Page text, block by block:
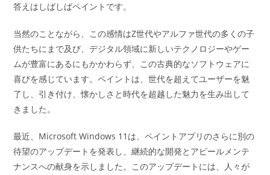
答えはしばしばペイントです。
当然のことながら、この感情はZ世代やアルファ世代の多くの子
供たちにまで及び、デジタル領域に新しいテクノロジーやゲー
ムが豊富にあるにもかかわらず、この古典的なソフトウェアに
喜びを感じています。ペイントは、世代を超えてユーザーを魅
了し、引き付け、懐かしさと時代を超越した魅力を生み出して
きました。
最近、Microsoft Windows 11は、ペイントアプリのさらに別の
待望のアップデートを発表し、継続的な開発とアピールメンテ
ナンスへの献身を示しました。このアップデートには、人々が